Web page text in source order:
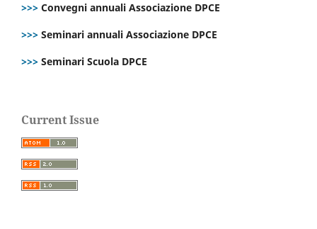
>>> Convegni annuali Associazione DPCE
>>> Seminari annuali Associazione DPCE
>>> Seminari Scuola DPCE
Current Issue